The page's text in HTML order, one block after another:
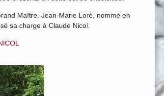
Maître. Jean-Marie Loré, nommé en
sa charge à Claude Nicol.